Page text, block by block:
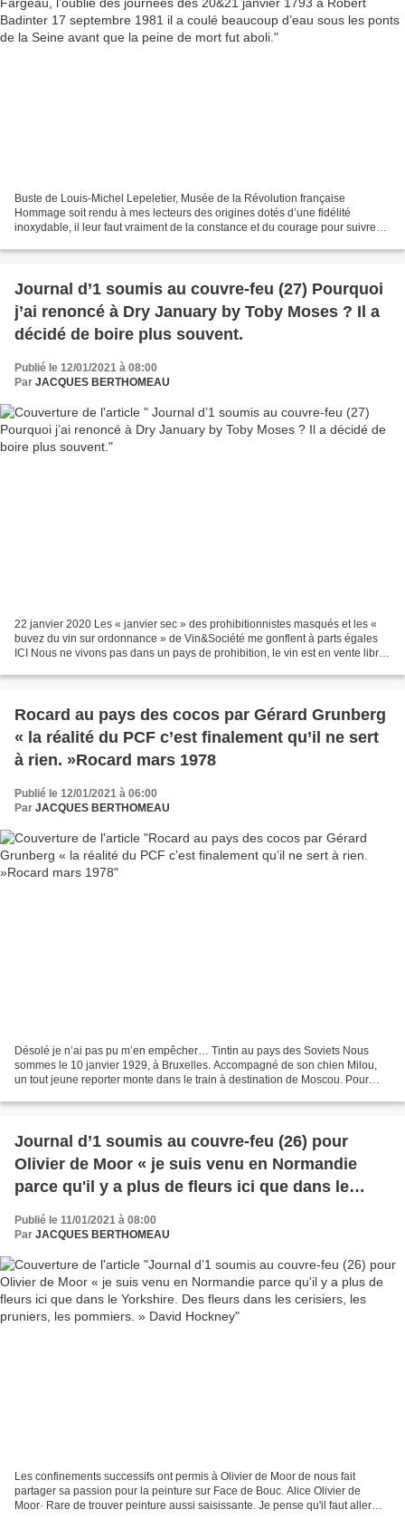
Buste de Louis-Michel Lepeletier, Musée de la Révolution française
Hommage soit rendu à mes lecteurs des origines dotés d’une fidélité
inoxydable, il leur faut vraiment de la constance et du courage pour suivre
Journal d’1 soumis au couvre-feu (27) Pourquoi
j’ai renoncé à Dry January by Toby Moses ? Il a
décidé de boire plus souvent.
Publié le 12/01/2021 à 08:00
Par JACQUES BERTHOMEAU
22 janvier 2020 Les « janvier sec » des prohibitionnistes masqués et les «
buvez du vin sur ordonnance » de Vin&Société me gonflent à parts égales
ICI Nous ne vivons pas dans un pays de prohibition, le vin est en vente libre
Rocard au pays des cocos par Gérard Grunberg
« la réalité du PCF c’est finalement qu’il ne sert
à rien. »Rocard mars 1978
Publié le 12/01/2021 à 06:00
Par JACQUES BERTHOMEAU
Désolé je n’ai pas pu m’en empêcher… Tintin au pays des Soviets Nous
sommes le 10 janvier 1929, à Bruxelles. Accompagné de son chien Milou,
un tout jeune reporter monte dans le train à destination de Moscou. Pour
Journal d’1 soumis au couvre-feu (26) pour
Olivier de Moor « je suis venu en Normandie
parce qu'il y a plus de fleurs ici que dans le
pruniers, les pommiers. » David Hockney
Publié le 11/01/2021 à 08:00
Par JACQUES BERTHOMEAU
Les confinements successifs ont permis à Olivier de Moor de nous fait
partager sa passion pour la peinture sur Face de Bouc. Alice Olivier de
Moor· Rare de trouver peinture aussi saisissante. Je pense qu'il faut aller